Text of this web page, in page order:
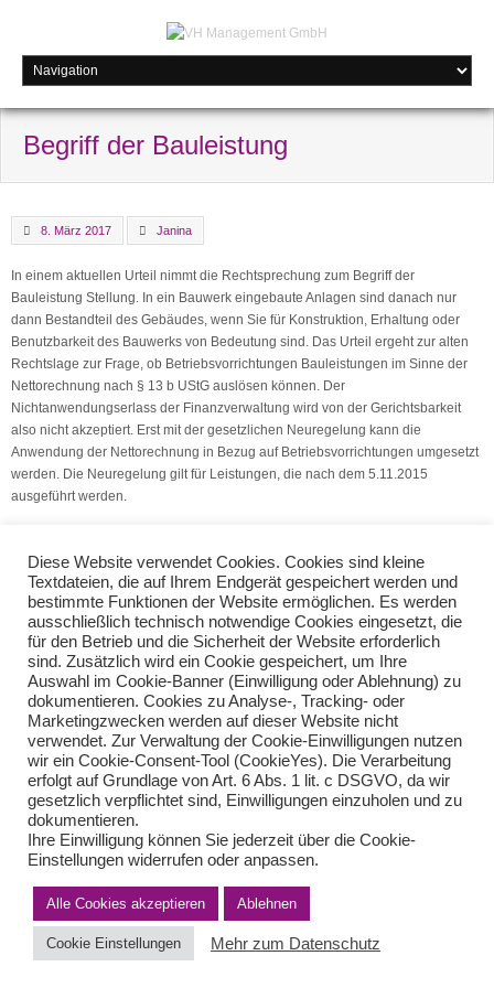
Begriff der Bauleistung
8. März 2017 Janina
In einem aktuellen Urteil nimmt die Rechtsprechung zum Begriff der
Bauleistung Stellung. In ein Bauwerk eingebaute Anlagen sind danach nur
dann Bestandteil des Gebäudes, wenn Sie für Konstruktion, Erhaltung oder
Benutzbarkeit des Bauwerks von Bedeutung sind. Das Urteil ergeht zur alten
Rechtslage zur Frage, ob Betriebsvorrichtungen Bauleistungen im Sinne der
Nettorechnung nach § 13 b UStG auslösen können. Der
Nichtanwendungserlass der Finanzverwaltung wird von der Gerichtsbarkeit
also nicht akzeptiert. Erst mit der gesetzlichen Neuregelung kann die
Anwendung der Nettorechnung in Bezug auf Betriebsvorrichtungen umgesetzt
werden. Die Neuregelung gilt für Leistungen, die nach dem 5.11.2015
ausgeführt werden.
Mehrjährige Tätigkeit
Neuer Gesetzesentwurf zur Beseitigung von Lohnunterschieden
Teilen Sie diese Nachricht mit Ihren Freunden oder Kollegen
Impressum Haftungsausschluss
Datenschutzerklärung nach DSGVO
Kontakt
© von Herder Management GmbH 2024 I * § 6 Nr.4 StBerG
Diese Website verwendet Cookies. Cookies sind kleine
Textdateien, die auf Ihrem Endgerät gespeichert werden und
bestimmte Funktionen der Website ermöglichen. Es werden
ausschließlich technisch notwendige Cookies eingesetzt, die
für den Betrieb und die Sicherheit der Website erforderlich
sind. Zusätzlich wird ein Cookie gespeichert, um Ihre
Auswahl im Cookie-Banner (Einwilligung oder Ablehnung) zu
dokumentieren. Cookies zu Analyse-, Tracking- oder
Marketingzwecken werden auf dieser Website nicht
verwendet. Zur Verwaltung der Cookie-Einwilligungen nutzen
wir ein Cookie-Consent-Tool (CookieYes). Die Verarbeitung
erfolgt auf Grundlage von Art. 6 Abs. 1 lit. c DSGVO, da wir
gesetzlich verpflichtet sind, Einwilligungen einzuholen und zu
dokumentieren.
Ihre Einwilligung können Sie jederzeit über die Cookie-
Einstellungen widerrufen oder anpassen.
Alle Cookies akzeptieren Ablehnen
Cookie Einstellungen Mehr zum Datenschutz